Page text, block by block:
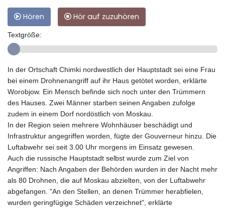
Hören Hör auf zuzuhören
Textgröße:
In der Ortschaft Chimki nordwestlich der Hauptstadt sei eine Frau
bei einem Drohnenangriff auf ihr Haus getötet worden, erklärte
Worobjow. Ein Mensch befinde sich noch unter den Trümmern
des Hauses. Zwei Männer starben seinen Angaben zufolge
zudem in einem Dorf nordöstlich von Moskau.
In der Region seien mehrere Wohnhäuser beschädigt und
Infrastruktur angegriffen worden, fügte der Gouverneur hinzu. Die
Luftabwehr sei seit 3.00 Uhr morgens im Einsatz gewesen.
Auch die russische Hauptstadt selbst wurde zum Ziel von
Angriffen: Nach Angaben der Behörden wurden in der Nacht mehr
als 80 Drohnen, die auf Moskau abzielten, von der Luftabwehr
abgefangen. "An den Stellen, an denen Trümmer herabfielen,
wurden geringfügige Schäden verzeichnet", erklärte